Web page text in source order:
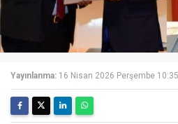
Yayınlanma: 16 Nisan 2026 Perşembe 10:35